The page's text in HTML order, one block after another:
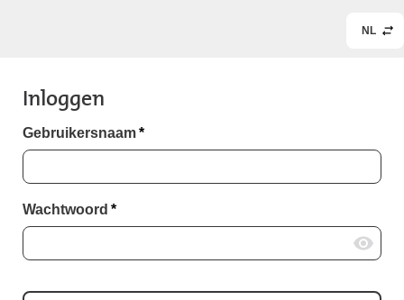
NL
Inloggen
Gebruikersnaam*
Wachtwoord *